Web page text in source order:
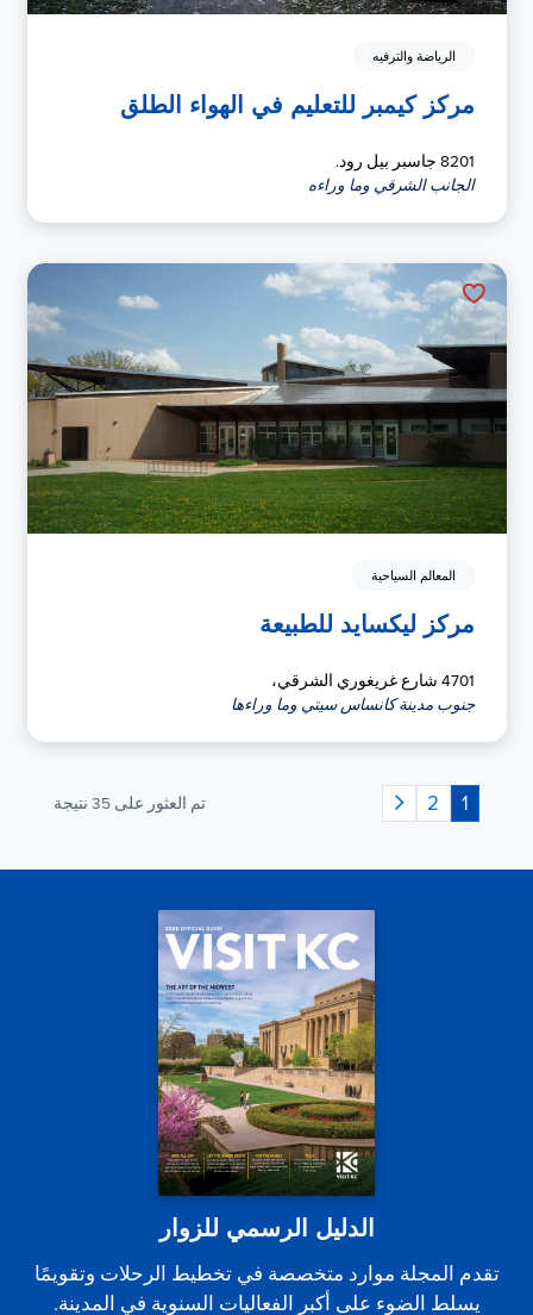
الرياضة والترفيه
مركز كيمبر للتعليم في الهواء الطلق
8201 جاسبر بيل رود.
الجانب الشرقي وما وراءه
المعالم السياحية
مركز ليكسايد للطبيعة
4701 شارع غريغوري الشرقي،
جنوب مدينة كانساس سيتي وما وراءها
1
2 تم العثور على 35 نتيجة
الدليل الرسمي للزوار
تقدم المجلة موارد متخصصة في تخطيط الرحلات وتقويمًا
يسلط الضوء على أكبر الفعاليات السنوية في المدينة.